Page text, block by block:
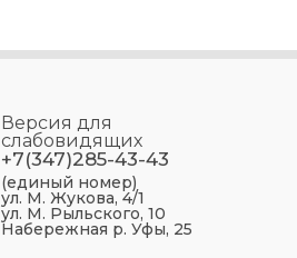
Версия для
слабовидящих
+7(347)285-43-43
(единый номер)
ул. М. Жукова, 4/1
ул. М. Рыльского, 10
Набережная р. Уфы, 25